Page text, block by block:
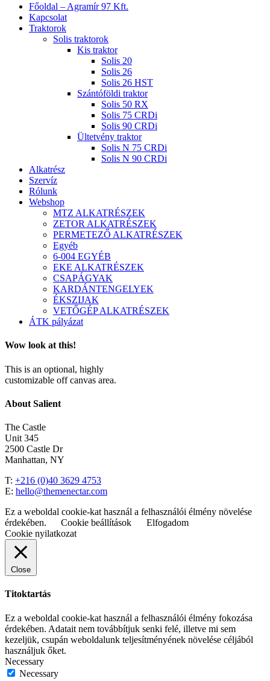
Close
Menu
Főoldal – Agramír 97 Kft.
Kapcsolat
Traktorok
Solis traktorok
Kis traktor
Solis 20
Solis 26
Solis 26 HST
Szántóföldi traktor
Solis 50 RX
Solis 75 CRDi
Solis 90 CRDi
Ültetvény traktor
Solis N 75 CRDi
Solis N 90 CRDi
Alkatrész
Szervíz
Rólunk
Webshop
MTZ ALKATRÉSZEK
ZETOR ALKATRÉSZEK
PERMETEZŐ ALKATRÉSZEK
Egyéb
6-004 EGYÉB
EKE ALKATRÉSZEK
CSAPÁGYAK
KARDÁNTENGELYEK
ÉKSZIJAK
VETŐGÉP ALKATRÉSZEK
ÁTK pályázat
Wow look at this!
This is an optional, highly
customizable off canvas area.
About Salient
The Castle
Unit 345
2500 Castle Dr
Manhattan, NY
T: +216 (0)40 3629 4753
E: hello@themenectar.com
Ez a weboldal cookie-kat használ a felhasználói élmény növelése
érdekében.
Cookie beállítások
Elfogadom
Cookie nyilatkozat
Close
Titoktartás
Ez a weboldal cookie-kat használ a felhasználói élmény fokozása
érdekében. Adatait nem továbbítjuk senki felé, illetve mi sem
kezeljük, csupán weboldalunk teljesítményének növelése céljából
használjuk őket.
Necessary
Necessary